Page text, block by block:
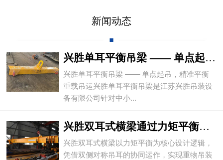
新闻动态
兴胜单耳平衡吊梁 —— 单点起吊，精准平
兴胜单耳平衡吊梁 —— 单点起吊，精准平衡
重载吊运兴胜单耳平衡吊梁是江苏兴胜吊装设
备有限公司针对中小...
兴胜双耳式横梁通过力矩平衡实现重物平稳吊
兴胜双耳式横梁以力矩平衡为核心设计逻辑，
凭借双侧对称吊耳的协同运作，实现重物吊装